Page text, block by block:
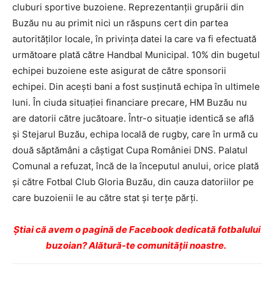
cluburi sportive buzoiene. Reprezentanţii grupării din
Buzău nu au primit nici un răspuns cert din partea
autorităţilor locale, în privinţa datei la care va fi efectuată
următoare plată către Handbal Municipal. 10% din bugetul
echipei buzoiene este asigurat de către sponsorii
echipei. Din aceşti bani a fost susţinută echipa în ultimele
luni. În ciuda situaţiei financiare precare, HM Buzău nu
are datorii către jucătoare. Într-o situaţie identică se află
şi Stejarul Buzău, echipa locală de rugby, care în urmă cu
două săptămâni a câştigat Cupa României DNS. Palatul
Comunal a refuzat, încă de la începutul anului, orice plată
şi către Fotbal Club Gloria Buzău, din cauza datoriilor pe
care buzoienii le au către stat şi terţe părţi.
Ştiai că avem o pagină de Facebook dedicată fotbalului
buzoian? Alătură-te comunității noastre.